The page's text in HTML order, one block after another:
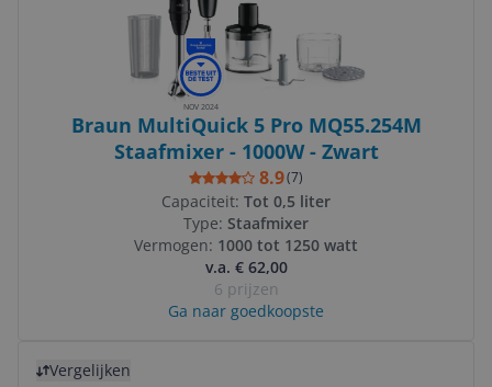
NOV 2024
Braun MultiQuick 5 Pro MQ55.254M
Staafmixer - 1000W - Zwart
8.9(7)
Capaciteit: Tot 0,5 liter
Type: Staafmixer
Vermogen: 1000 tot 1250 watt
v.a. € 62,00
6 prijzen
Ga naar goedkoopste
Vergelijken